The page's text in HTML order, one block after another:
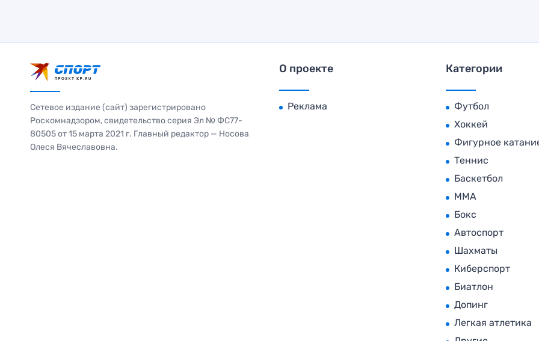
Сетевое издание (сайт) зарегистрировано
Роскомнадзором, свидетельство серия Эл № ФС77-
80505 от 15 марта 2021 г. Главный редактор — Носова
Олеся Вячеславовна.
О проекте
Реклама
Категории
Футбол
Хоккей
Фигурное
Теннис
Баскетбол
MMA
Бокс
Автоспорт
Шахматы
Киберспорт
Биатлон
Допинг
Легкая атлетика